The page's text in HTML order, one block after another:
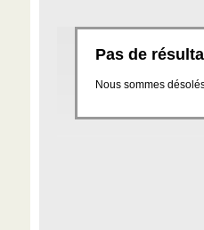
Pas de
Nous sommes